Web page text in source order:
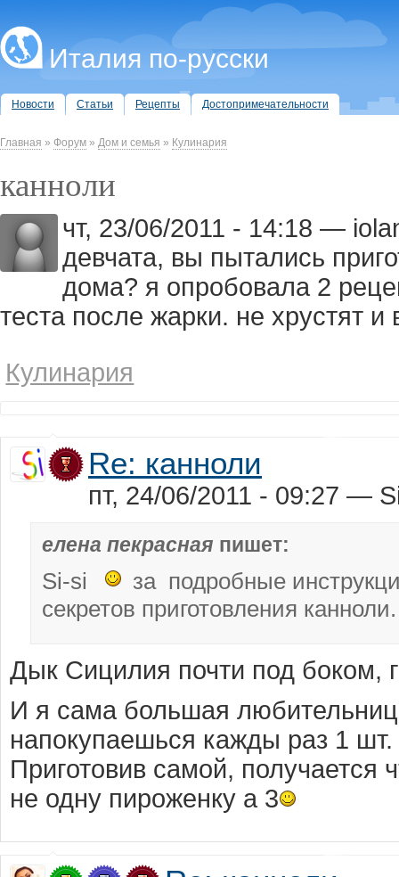
Италия по-русски
Новости Статьи Рецепты Достопримечательности
Главная » Форум » Дом и семья » Кулинария
канноли
чт, 23/06/2011 - 14:18 —
девчата, вы пытались
дома? я опробовала 2
теста после жарки. не хрустят и
Кулинария
Re: канноли
пт, 24/06/2011 - 09:27 —
елена пекрасная пишет:
Si-si
за подробные
секретов приготовления канноли.
Дык Сицилия почти под боком,
И я сама большая
напокупаешься кажды раз 1
Приготовив самой, получается
не одну пироженку а 3